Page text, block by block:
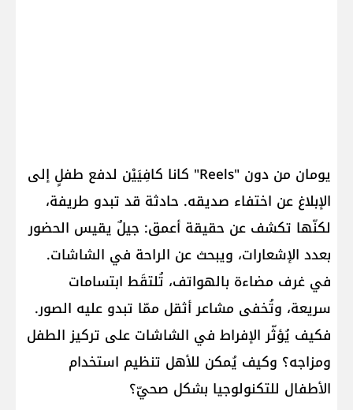
يومان من دون "Reels" كانا كافِيَيْن لدفع طفلٍ إلى
الإبلاغ عن اختفاء صديقه. حادثة قد تبدو طريفة،
لكنّها تكشف عن حقيقة أعمق: جيلٌ يقيس الحضور
بعدد الإشعارات، ويبحث عن الراحة في الشاشات.
في غرف مضاءة بالهواتف، تُلتقَط ابتسامات
سريعة، وتُخفى مشاعر أثقل ممّا تبدو عليه الصور.
فكيف يُؤثّر الإفراط في الشاشات على تركيز الطفل
ومزاجه؟ وكيف يُمكن للأهل تنظيم استخدام
الأطفال للتكنولوجيا بشكل صحيّ؟